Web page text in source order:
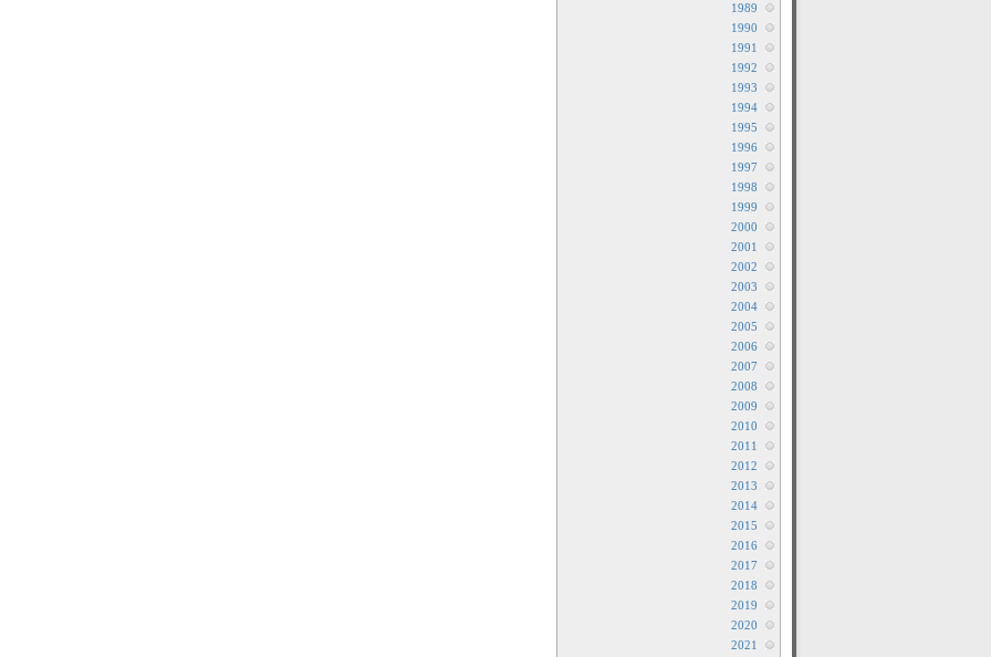
1989
1990
1991
1992
1993
1994
1995
1996
1997
1998
1999
2000
2001
2002
2003
2004
2005
2006
2007
2008
2009
2010
2011
2012
2013
2014
2015
2016
2017
2018
2019
2020
2021